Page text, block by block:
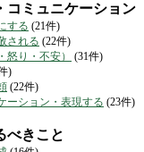
ミュニケーション
する (21件)
される (22件)
怒り・不安）
(31件)
)
(22件)
ーション・表現する (23件)
きこと